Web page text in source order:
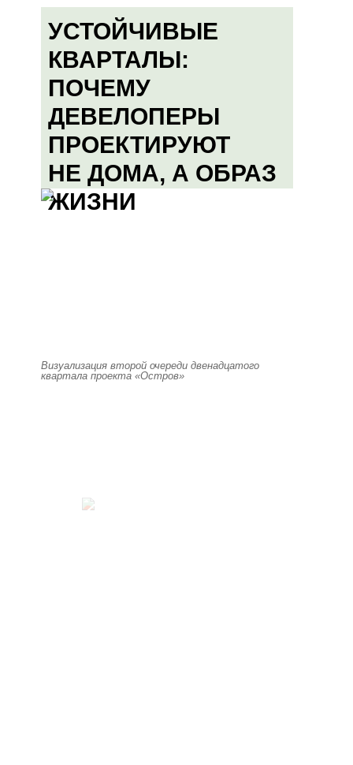
УСТОЙЧИВЫЕ
КВАРТАЛЫ:
ПОЧЕМУ
ДЕВЕЛОПЕРЫ
ПРОЕКТИРУЮТ
НЕ ДОМА, А ОБРАЗ
ЖИЗНИ
Визуализация второй очереди двенадцатого
квартала проекта «Остров»